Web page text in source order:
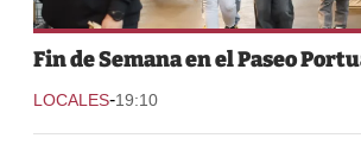
Fin de Semana en el Paseo
LOCALES-19:10